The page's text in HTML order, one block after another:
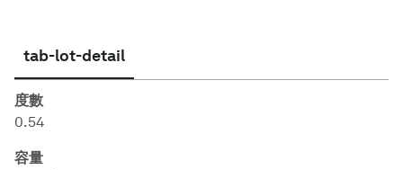
tab-lot-detail
度數
0.54
容量